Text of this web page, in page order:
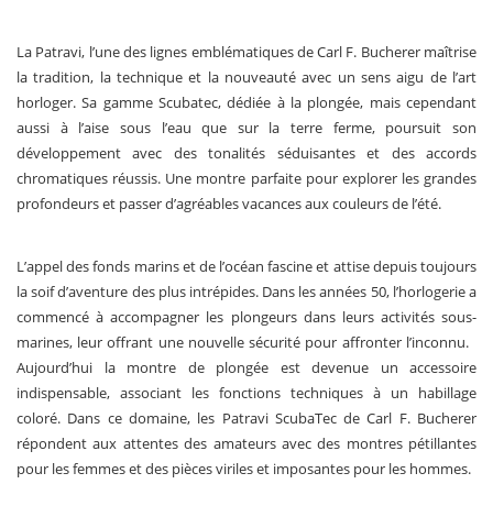
La Patravi, l’une des lignes emblématiques de Carl F. Bucherer maîtrise
la tradition, la technique et la nouveauté avec un sens aigu de l’art
horloger. Sa gamme Scubatec, dédiée à la plongée, mais cependant
aussi à l’aise sous l’eau que sur la terre ferme, poursuit son
développement avec des tonalités séduisantes et des accords
chromatiques réussis. Une montre parfaite pour explorer les grandes
profondeurs et passer d’agréables vacances aux couleurs de l’été.
L’appel des fonds marins et de l’océan fascine et attise depuis toujours
la soif d’aventure des plus intrépides. Dans les années 50, l’horlogerie a
commencé à accompagner les plongeurs dans leurs activités sous-
marines, leur offrant une nouvelle sécurité pour affronter l’inconnu.
Aujourd’hui la montre de plongée est devenue un accessoire
indispensable, associant les fonctions techniques à un habillage
coloré. Dans ce domaine, les Patravi ScubaTec de Carl F. Bucherer
répondent aux attentes des amateurs avec des montres pétillantes
pour les femmes et des pièces viriles et imposantes pour les hommes.